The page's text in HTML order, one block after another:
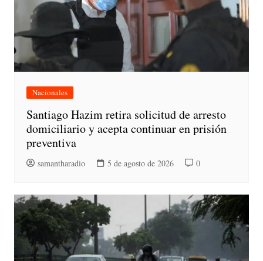
Nacionales
Santiago Hazim retira solicitud de arresto
domiciliario y acepta continuar en prisión
preventiva
samantharadio 5 de agosto de 2026 0